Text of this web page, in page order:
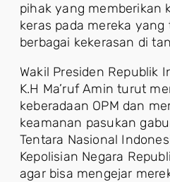
pihak yang memberikan
keras pada mereka
berbagai kekerasan di
Wakil Presiden Republik
K.H Ma’ruf Amin turut
keberadaan OPM dan
keamanan pasukan
Tentara Nasional
Kepolisian Negara
agar bisa mengejar